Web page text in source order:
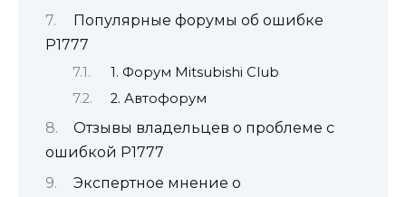
Популярные форумы об ошибке
Р1777
1. Форум Mitsubishi Club
2. Автофорум
Отзывы владельцев о проблеме с
ошибкой Р1777
Экспертное мнение о